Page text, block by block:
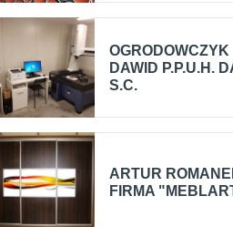
OGRODOWCZYK
DAWID P.P.U.H.
S.C.
ARTUR
FIRMA